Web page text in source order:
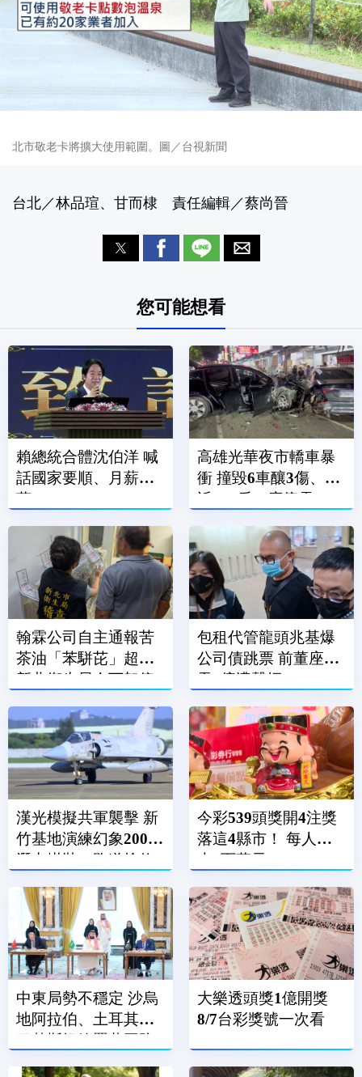
北市敬老卡將擴大使用範圍。圖／台視新聞
台北／林品瑄、甘而棣 責任編輯／蔡尚晉
您可能想看
賴總統合體沈伯洋 喊
話國家要順、月薪破3
萬
高雄光華夜市轎車暴
衝 撞毀6車釀3傷、附
近600戶一度停電
翰霖公司自主通報苦
茶油「苯駢芘」超標
新北衛生局令下架停
包租代管龍頭兆基爆
公司債跳票 前董座涉
吞7億遭聲押
漢光模擬共軍襲擊 新
竹基地演練幻象2000
潛力掛裝、跑道搶修
今彩539頭獎開4注獎
落這4縣市！ 每人抱
走6百萬元
中東局勢不穩定 沙烏
地阿拉伯、土耳其、
巴基斯坦簽署共同防
大樂透頭獎1億開獎
8/7台彩獎號一次看